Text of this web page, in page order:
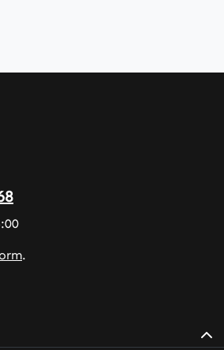
.
– opens in a new browser tab
Instagram – opens in a new
on Pinterest – opens in a new
on X – opens in a new browser